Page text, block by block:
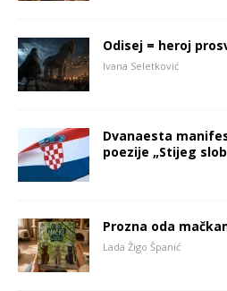
Odisej = heroj
Ivana Seletković
Dvanaesta
poezije „Stijeg
Prozna oda
Lada Žigo Španić